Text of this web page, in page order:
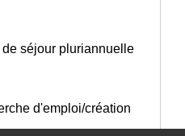
de séjour pluriannuelle
d'emploi/création